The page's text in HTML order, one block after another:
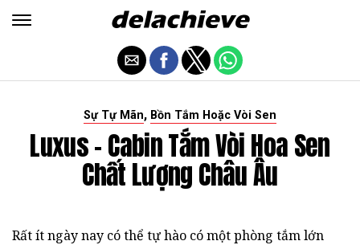
Sự Tự Mãn, Bồn Tắm Hoặc Vòi Sen
Luxus - Cabin Tắm Vòi Hoa Sen
Chất Lượng Châu Âu
Rất ít ngày nay có thể tự hào có một phòng tắm lớn